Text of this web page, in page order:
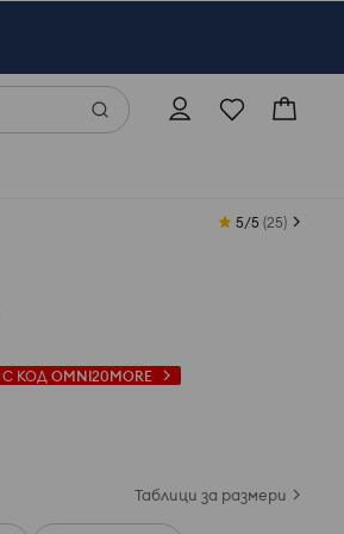
5/5 (25)
С КОД OMNI20MORE
Таблици за размери